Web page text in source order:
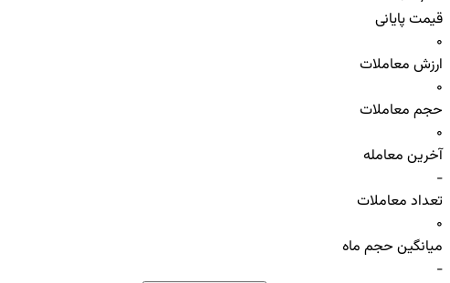
قیمت پایانی
0
ارزش معاملات
0
حجم معاملات
0
آخرین معامله
-
تعداد معاملات
0
میانگین حجم ماه
-